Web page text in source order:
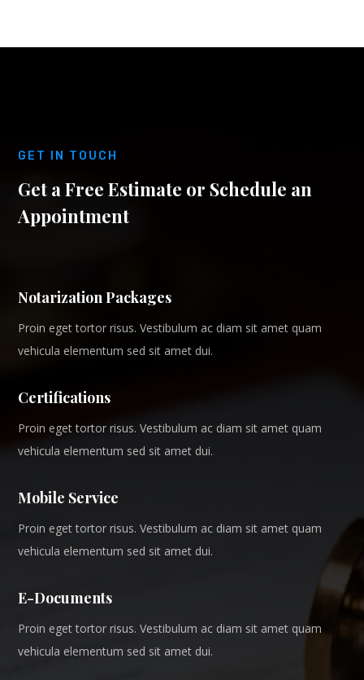
GET IN TOUCH
Get a Free Estimate or Schedule an
Appointment
Notarization Packages
Proin eget tortor risus. Vestibulum ac diam sit amet quam
vehicula elementum sed sit amet dui.
Certifications
Proin eget tortor risus. Vestibulum ac diam sit amet quam
vehicula elementum sed sit amet dui.
Mobile Service
Proin eget tortor risus. Vestibulum ac diam sit amet quam
vehicula elementum sed sit amet dui.
E-Documents
Proin eget tortor risus. Vestibulum ac diam sit amet quam
vehicula elementum sed sit amet dui.